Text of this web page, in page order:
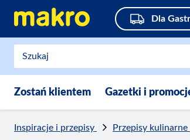
Dla
Zostań klientem Gazetki i
Inspiracje i przepisy Przepisy kulinarne